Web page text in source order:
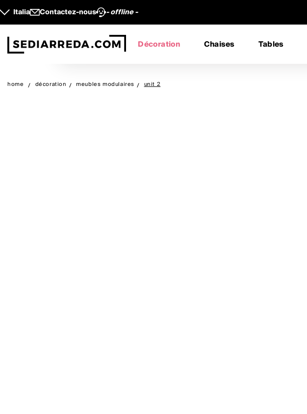
Italia Contactez-nous - offline -
Décoration Chaises Tables
home décoration meubles modulaires unit 2